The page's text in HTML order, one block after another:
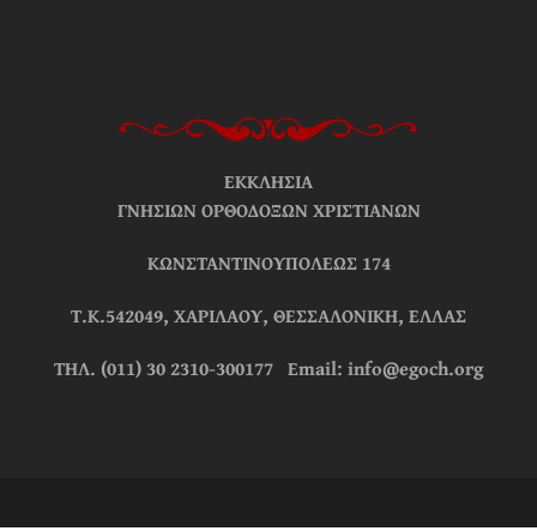
ΕΚΚΛΗΣΙΑ
ΓΝΗΣΙΩΝ ΟΡΘΟΔΟΞΩΝ ΧΡΙΣΤΙΑΝΩΝ
ΚΩΝΣΤΑΝΤΙΝΟΥΠΟΛΕΩΣ 174
Τ.Κ.542049, ΧΑΡΙΛΑΟΥ, ΘΕΣΣΑΛΟΝΙΚΗ, ΕΛΛΑΣ
ΤΗΛ. (011) 30 2310-300177 Email: info@egoch.org